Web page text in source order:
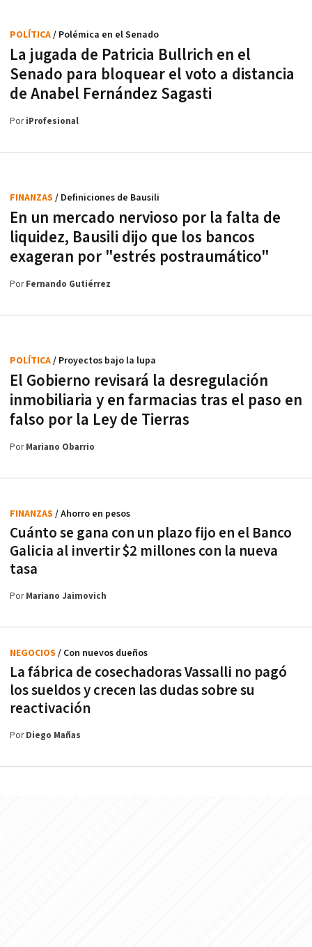
La jugada de Patricia Bullrich en el
Senado para bloquear el voto a distancia
de Anabel Fernández Sagasti
POLÍTICA/ Polémica en el Senado
PoriProfesional
En un mercado nervioso por la falta de
liquidez, Bausili dijo que los bancos
exageran por "estrés postraumático"
FINANZAS / Definiciones de Bausili
PorFernando Gutiérrez
El Gobierno revisará la desregulación
inmobiliaria y en farmacias tras el paso en
falso por la Ley de Tierras
POLÍTICA/ Proyectos bajo la lupa
PorMariano Obarrio
Cuánto se gana con un plazo fijo en el Banco
Galicia al invertir $2 millones con la nueva
tasa
FINANZAS / Ahorro en pesos
PorMariano Jaimovich
La fábrica de cosechadoras Vassalli no pagó
los sueldos y crecen las dudas sobre su
reactivación
NEGOCIOS / Con nuevos dueños
PorDiego Mañas